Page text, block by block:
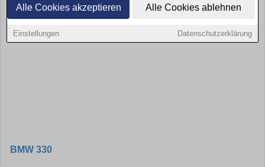
Alle Cookies akzeptieren Alle Cookies ablehnen
Einstellungen Datenschutzerklärung
BMW 330